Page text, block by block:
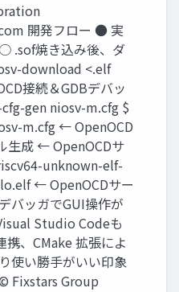
開発フロー ● 実
.sof焼き込み後、ダ
download <.elf
接続＆GDBデバッ
gen niosv-m.cfg $
m.cfg ← OpenOCD
生成 ← OpenOCDサ
unknown-elf-
← OpenOCDサー
バッガでGUI操作が
Studio Codeも
、CMake 拡張によ
使い勝手がいい印象
Fixstars Group